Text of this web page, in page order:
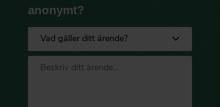
anonymt?